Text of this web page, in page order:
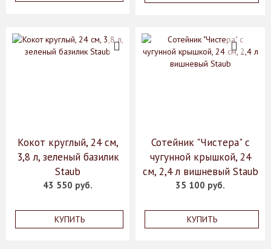
Кокот круглый, 24 см,
3,8 л, зеленый базилик
Staub
43 550 руб.
КУПИТЬ
Сотейник "Чистера" с
чугунной крышкой, 24
см, 2,4 л вишневый Staub
35 100 руб.
КУПИТЬ